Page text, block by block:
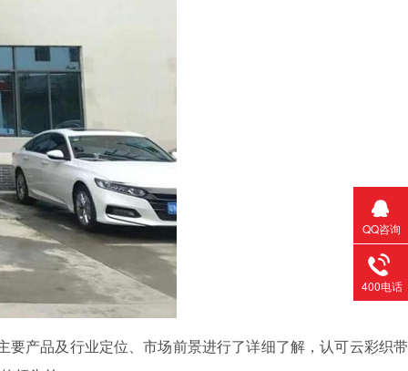
产品及行业定位、市场前景进行了详细了解，认可云彩织带
QQ咨询
400电话